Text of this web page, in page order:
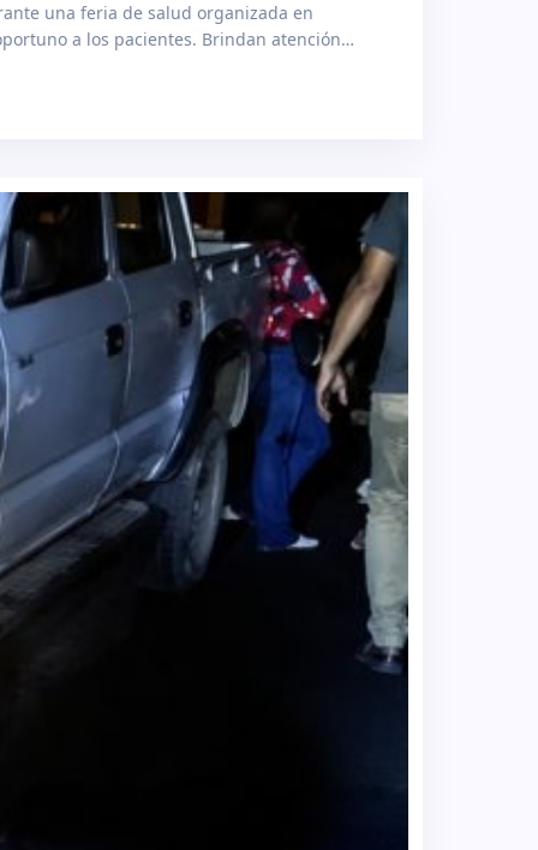
una feria de salud organizada en
a los pacientes. Brindan atención